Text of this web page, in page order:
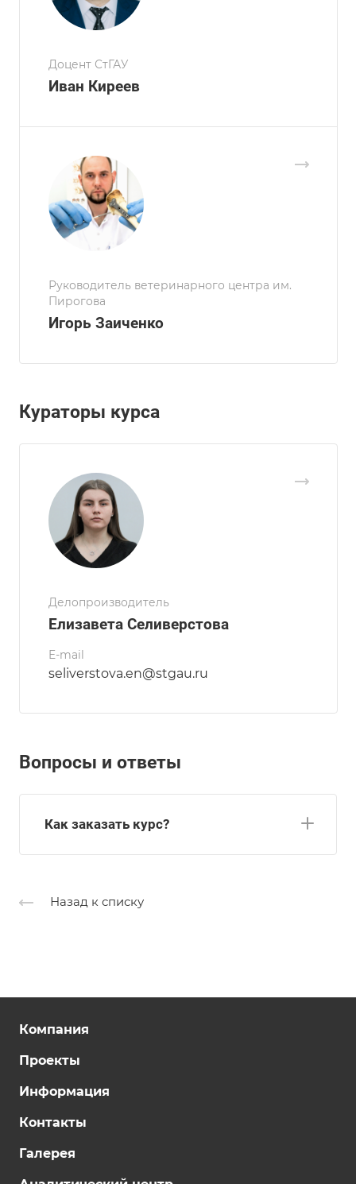
Доцент СтГАУ
Иван Киреев
Руководитель ветеринарного центра им.
Пирогова
Игорь Заиченко
Кураторы курса
Делопроизводитель
Елизавета Селиверстова
E-mail
seliverstova.en@stgau.ru
Вопросы и ответы
Как заказать курс?
Назад к списку
Компания
Проекты
Информация
Контакты
Галерея